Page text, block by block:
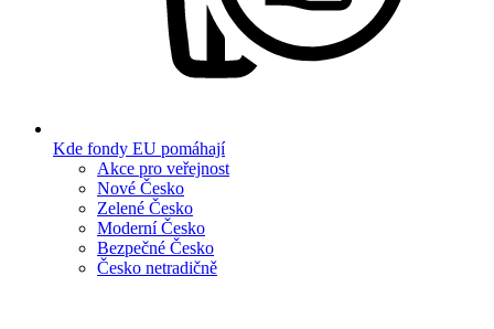
Kde fondy EU pomáhají
Akce pro veřejnost
Nové Česko
Zelené Česko
Moderní Česko
Bezpečné Česko
Česko netradičně